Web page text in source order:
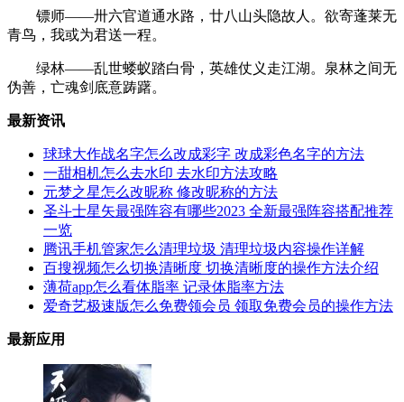
镖师——卅六官道通水路，廿八山头隐故人。欲寄蓬莱无
青鸟，我或为君送一程。
绿林——乱世蝼蚁踏白骨，英雄仗义走江湖。泉林之间无
伪善，亡魂剑底意踌躇。
最新资讯
球球大作战名字怎么改成彩字 改成彩色名字的方法
一甜相机怎么去水印 去水印方法攻略
元梦之星怎么改昵称 修改昵称的方法
圣斗士星矢最强阵容有哪些2023 全新最强阵容搭配推荐
一览
腾讯手机管家怎么清理垃圾 清理垃圾内容操作详解
百搜视频怎么切换清晰度 切换清晰度的操作方法介绍
薄荷app怎么看体脂率 记录体脂率方法
爱奇艺极速版怎么免费领会员 领取免费会员的操作方法
最新应用